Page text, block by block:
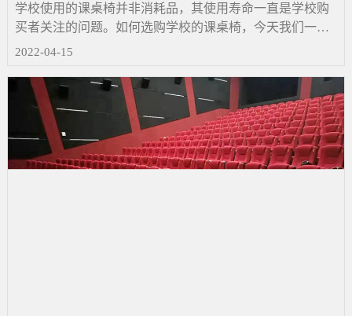
学校使用的课桌椅并非消耗品，其使用寿命一直是学校购
买者关注的问题。如何选购学校的课桌椅，今天我们一起
来谈谈，如果你有不同的想法或意见，欢迎分享。
2022-04-15